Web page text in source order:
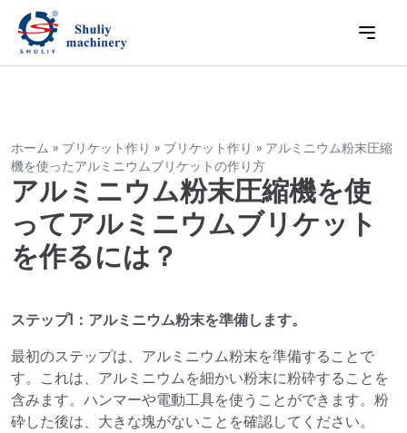
ホーム » ブリケット作り » ブリケット作り » アルミニウム粉末圧縮
機を使ったアルミニウムブリケットの作り方
アルミニウム粉末圧縮機を使
ってアルミニウムブリケット
を作るには？
ステップ1：アルミニウム粉末を準備します。
最初のステップは、アルミニウム粉末を準備することで
す。これは、アルミニウムを細かい粉末に粉砕することを
含みます。ハンマーや電動工具を使うことができます。粉
砕した後は、大きな塊がないことを確認してください。